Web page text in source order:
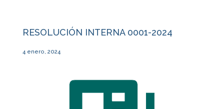
RESOLUCIÓN INTERNA 0001-2024
4 enero, 2024